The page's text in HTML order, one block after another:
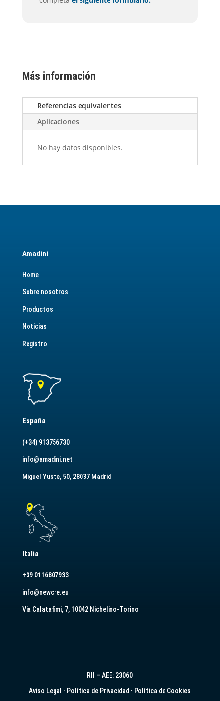
Más información
Referencias equivalentes
Aplicaciones
No hay datos disponibles.
Amadini
Home
Sobre nosotros
Productos
Noticias
Registro
España
(+34) 913756730
info@amadini.net
Miguel Yuste, 50, 28037 Madrid
Italia
+39 0116807933
info@newcre.eu
Via Calatafimi, 7, 10042 Nichelino-Torino
RII – AEE: 23060
Aviso Legal · Política de Privacidad · Política de Cookies